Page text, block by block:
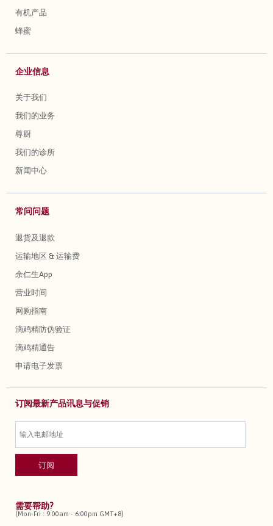
有机产品
蜂蜜
企业信息
关于我们
我们的业务
尊厨
我们的诊所
新闻中心
常问问题
退货及退款
运输地区 & 运输费
余仁生App
营业时间
网购指南
滴鸡精防伪验证
滴鸡精通告
申请电子发票
订阅最新产品讯息与促销
需要帮助?
(Mon-Fri : 9:00am - 6:00pm GMT+8)